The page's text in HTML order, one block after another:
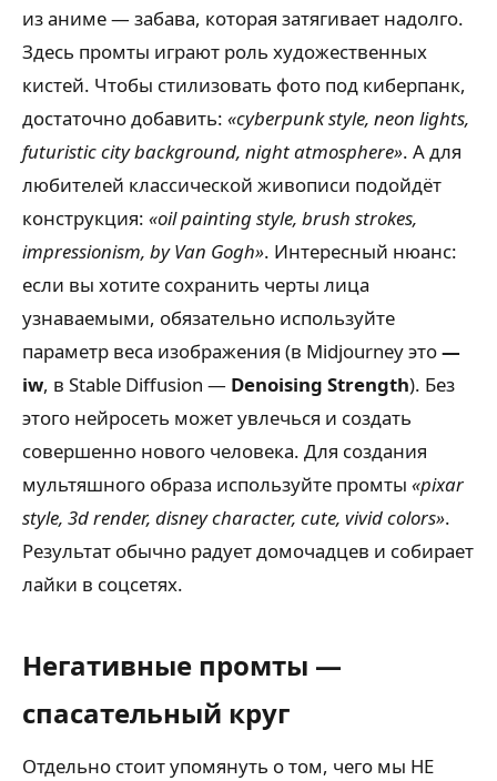
из аниме — забава, которая затягивает надолго.
Здесь промты играют роль художественных
кистей. Чтобы стилизовать фото под киберпанк,
достаточно добавить: «cyberpunk style, neon lights,
futuristic city background, night atmosphere». А для
любителей классической живописи подойдёт
конструкция: «oil painting style, brush strokes,
impressionism, by Van Gogh». Интересный нюанс:
если вы хотите сохранить черты лица
узнаваемыми, обязательно используйте
параметр веса изображения (в Midjourney это—
iw, в Stable Diffusion — Denoising Strength). Без
этого нейросеть может увлечься и создать
совершенно нового человека. Для создания
мультяшного образа используйте промты «pixar
style, 3d render, disney character, cute, vivid colors».
Результат обычно радует домочадцев и собирает
лайки в соцсетях.
Негативные промты —
спасательный круг
Отдельно стоит упомянуть о том, чего мы НЕ